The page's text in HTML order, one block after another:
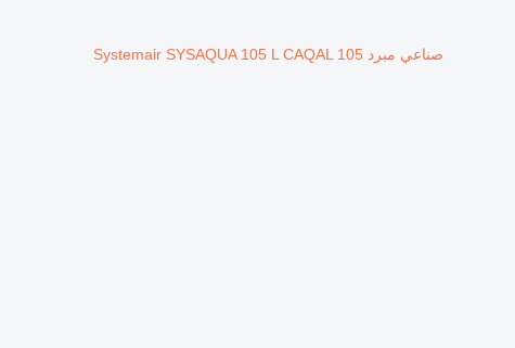
صناعي مبرد Systemair SYSAQUA 105 L CAQAL 105